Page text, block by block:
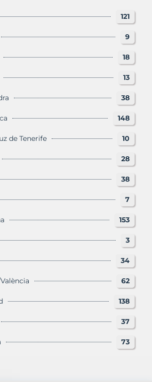
121
9
18
13
38
148
de Tenerife 10
28
38
7
153
3
34
62
138
37
73